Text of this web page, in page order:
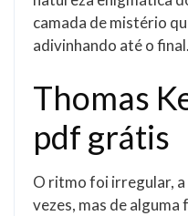
camada de mistério
adivinhando até o final.
Thomas
pdf grátis
O ritmo foi irregular,
vezes, mas de